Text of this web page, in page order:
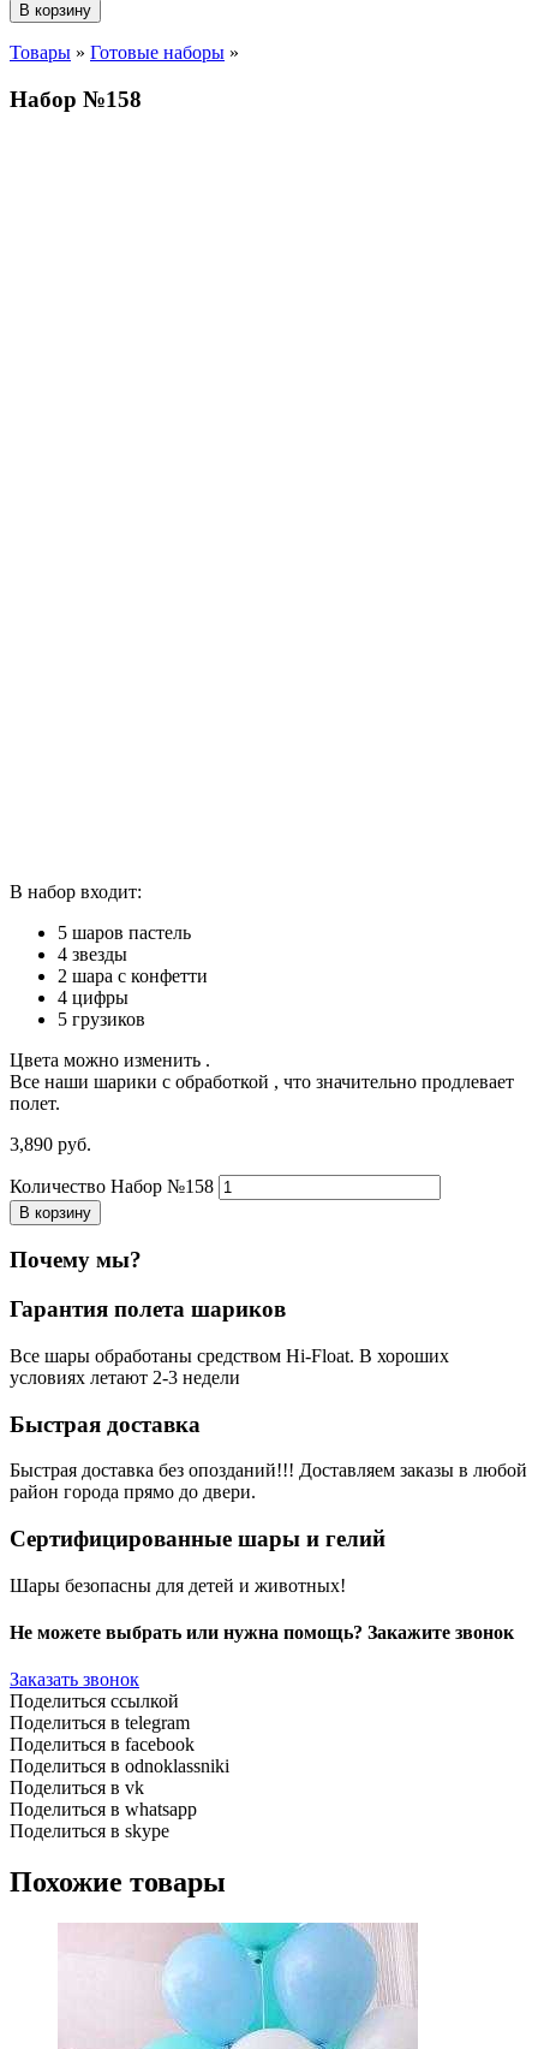
В корзину
Товары » Готовые наборы »
Набор №158
В набор входит:
5 шаров пастель
4 звезды
2 шара с конфетти
4 цифры
5 грузиков
Цвета можно изменить .
Все наши шарики с обработкой , что значительно продлевает
полет.
3,890 руб.
Количество Набор №158
В корзину
Почему мы?
Гарантия полета шариков
Все шары обработаны средством Hi-Float. В хороших
условиях летают 2-3 недели
Быстрая доставка
Быстрая доставка без опозданий!!! Доставляем заказы в любой
район города прямо до двери.
Сертифицированные шары и гелий
Шары безопасны для детей и животных!
Не можете выбрать или нужна помощь? Закажите звонок
Заказать звонок
Поделиться ссылкой
Поделиться в telegram
Поделиться в facebook
Поделиться в odnoklassniki
Поделиться в vk
Поделиться в whatsapp
Поделиться в skype
Похожие товары